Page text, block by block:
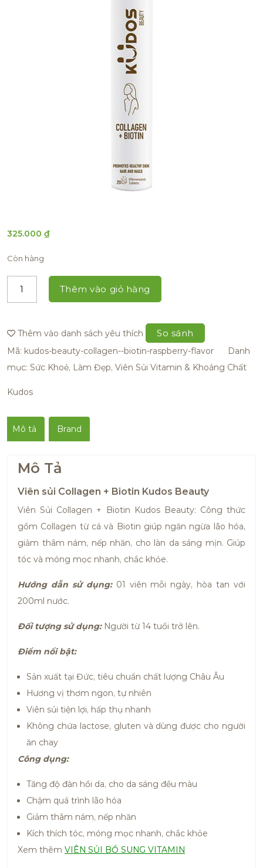
325.000 ₫
Còn hàng
Thêm vào giỏ hàng
Thêm vào danh sách yêu thích So sánh
Mã: kudos-beauty-collagen--biotin-raspberry-flavor
Danh
mục: Sức Khoẻ, Làm Đẹp, Viên Sủi Vitamin & Khoáng Chất
Kudos
Mô tả Brand
Mô Tả
Viên sủi Collagen + Biotin Kudos Beauty
Viên Sủi Collagen + Biotin Kudos Beauty: Công thức
gồm Collagen từ cá và Biotin giúp ngăn ngừa lão hóa,
giảm thâm nám, nếp nhăn, cho làn da sáng mịn. Giúp
tóc và móng mọc nhanh, chắc khỏe.
Hướng dẫn sử dụng:01 viên mỗi ngày, hòa tan với
200ml nước.
Đối tượng sử dụng: Người từ 14 tuổi trở lên.
Điểm nổi bật:
Sản xuất tại Đức, tiêu chuẩn chất lượng Châu Âu
Hương vị thơm ngon, tự nhiên
Viên sủi tiện lợi, hấp thụ nhanh
Không chứa lactose, gluten và dùng được cho người
ăn chay
Công dụng:
Tăng độ đàn hồi da, cho da sáng đều màu
Chậm quá trình lão hóa
Giảm thâm nám, nếp nhăn
Kích thích tóc, móng mọc nhanh, chắc khỏe
Xem thêm VIÊN SỦI BỔ SUNG VITAMIN